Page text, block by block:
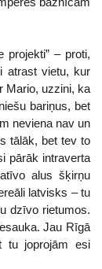
projekti” – proti,
atrast vietu, kur
Mario, uzzini, ka
bariņus, bet
neviena nav un
tālāk, bet tev to
pārāk intraverta
alus šķirņu
latvisks – tu
dzīvo rietumos.
Jau Rīgā
tu joprojām esi